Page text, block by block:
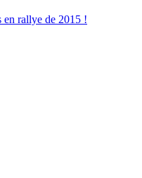
en rallye de 2015 !